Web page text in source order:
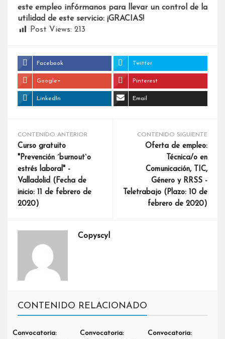
este empleo infórmanos para llevar un control de la
utilidad de este servicio: ¡GRACIAS!
Post Views: 213
Facebook Twitter
Google+ Pinterest
LinkedIn Email
CONTENIDO ANTERIOR
Curso gratuito
"Prevención ´burnout`o
estrés laboral" -
Valladolid (Fecha de
inicio: 11 de febrero de
2020)
CONTENIDO SIGUIENTE
Oferta de empleo:
Técnica/o en
Comunicación, TIC,
Género y RRSS -
Teletrabajo (Plazo: 10 de
febrero de 2020)
Copyscyl
CONTENIDO RELACIONADO
Convocatoria:
Convocatoria:
Convocatoria: